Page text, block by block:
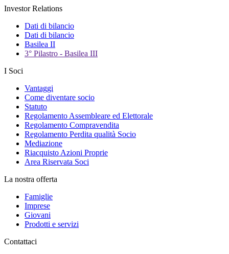
Investor Relations
Dati di bilancio
Dati di bilancio
Basilea II
3° Pilastro - Basilea III
I Soci
Vantaggi
Come diventare socio
Statuto
Regolamento Assembleare ed Elettorale
Regolamento Compravendita
Regolamento Perdita qualità Socio
Mediazione
Riacquisto Azioni Proprie
Area Riservata Soci
La nostra offerta
Famiglie
Imprese
Giovani
Prodotti e servizi
Contattaci